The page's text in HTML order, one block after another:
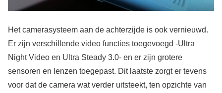
Het camerasysteem aan de achterzijde is ook vernieuwd.
Er zijn verschillende video functies toegevoegd -Ultra
Night Video en Ultra Steady 3.0- en er zijn grotere
sensoren en lenzen toegepast. Dit laatste zorgt er tevens
voor dat de camera wat verder uitsteekt, ten opzichte van